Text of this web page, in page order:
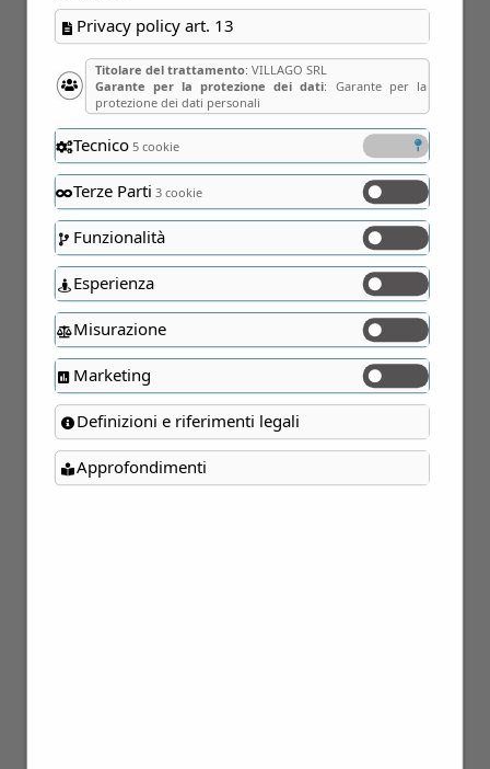
Privacy policy art. 13
Titolare del trattamento: VILLAGO SRL
Garante per la protezione dei dati: Garante per la
protezione dei dati personali
Tecnico5 cookie
Terze Parti 3 cookie
Funzionalità
Esperienza
Misurazione
Marketing
Definizioni e riferimenti legali
Approfondimenti